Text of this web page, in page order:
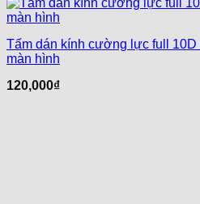
Tấm dán kính cường lực full 10D
màn hình
120,000₫